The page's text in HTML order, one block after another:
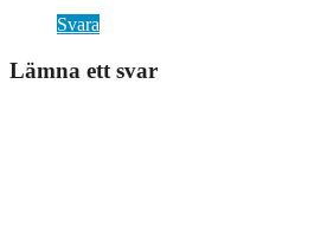
Svara
Lämna ett svar